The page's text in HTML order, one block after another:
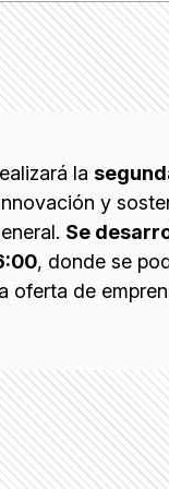
la
y
Se
, donde se
oferta de